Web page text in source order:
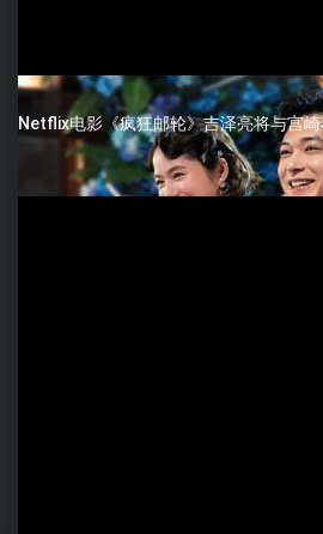
Netflix电影《疯狂邮轮》吉泽亮将与宫